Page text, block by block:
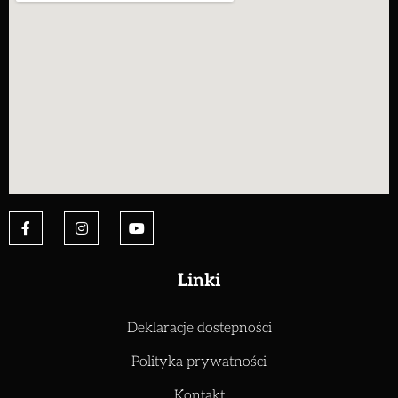
Linki
Deklaracje dostepności
Polityka prywatności